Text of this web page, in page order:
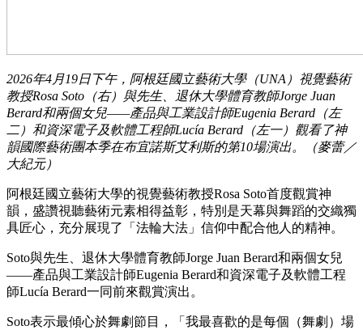
2026年4月19日下午，阿根廷國立藝術大學（UNA）視覺藝術
教授Rosa Soto（右）與先生、退休大學體育教師Jorge Juan
Berard和兩個女兒——產品與工業設計師Eugenia Berard（左
二）和資深電子及軟體工程師Lucía Berard（左一）觀看了神
韻國際藝術團本季在布宜諾斯艾利斯的第10場演出。（麥蕾／
大紀元）
阿根廷國立藝術大學的視覺藝術教授Rosa Soto首度觀賞神
韻，盛讚視聽藝術元素相得益彰，特別是天幕與舞蹈的交織獨
具匠心，充分展現了「法輪大法」信仰中配合他人的精神。
Soto與先生、退休大學體育教師Jorge Juan Berard和兩個女兒
——產品與工業設計師Eugenia Berard和資深電子及軟體工程
師Lucía Berard一同前來觀賞演出。
Soto表示最傾心於舞劇節目，「我最喜歡的是每個（舞劇）場